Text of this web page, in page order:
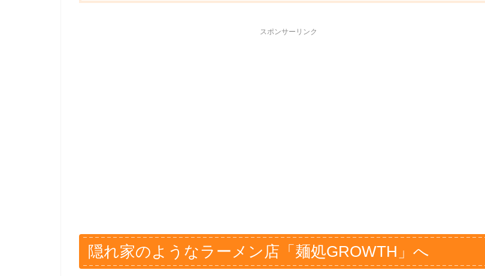
スポンサーリンク
隠れ家のようなラーメン店「麺処GROWTH」へ